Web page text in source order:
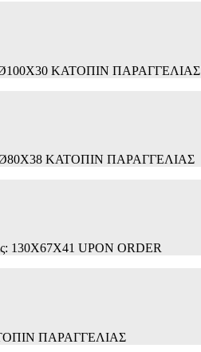
Ø100X30 ΚΑΤΟΠΙΝ ΠΑΡΑΓΓΕΛΙΑΣ
Ø80X38 ΚΑΤΟΠΙΝ ΠΑΡΑΓΓΕΛΙΑΣ
130Χ67Χ41 UPON ORDER
ΠΑΡΑΓΓΕΛΙΑΣ